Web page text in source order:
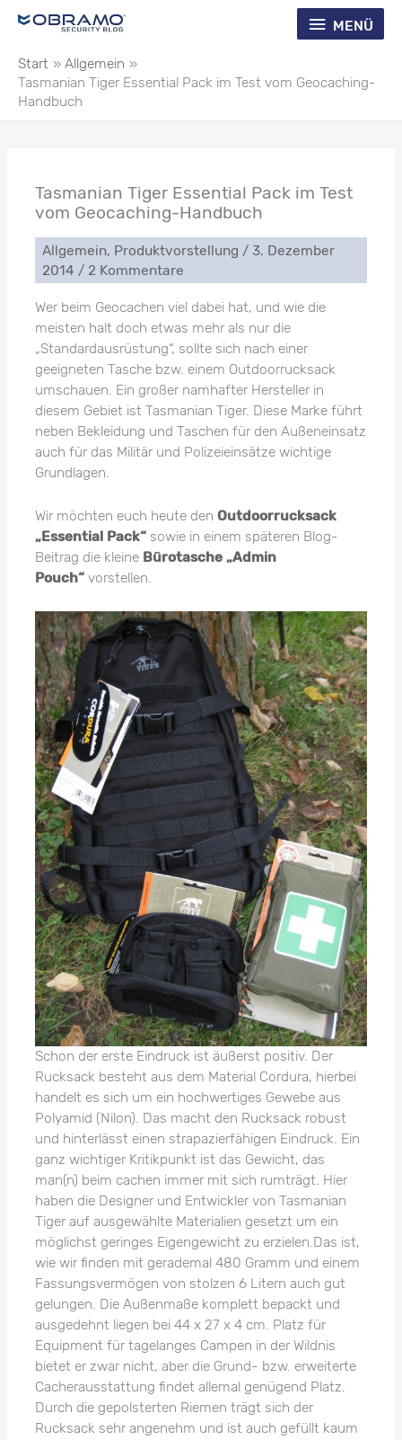
Inhalt
Menü
MENÜ
Start
Allgemein
Tasmanian Tiger Essential Pack im Test vom Geocaching-
Handbuch
Tasmanian Tiger Essential Pack im Test
vom Geocaching-Handbuch
Allgemein, Produktvorstellung /3. Dezember
2014 / 2 Kommentare
Wer beim Geocachen viel dabei hat, und wie die
meisten halt doch etwas mehr als nur die
„Standardausrüstung“, sollte sich nach einer
geeigneten Tasche bzw. einem Outdoorrucksack
umschauen. Ein großer namhafter Hersteller in
diesem Gebiet ist Tasmanian Tiger. Diese Marke führt
neben Bekleidung und Taschen für den Außeneinsatz
auch für das Militär und Polizeieinsätze wichtige
Grundlagen.
Wir möchten euch heute denOutdoorrucksack
„Essential Pack“ sowie in einem späteren Blog-
Beitrag die kleine Bürotasche „Admin
Pouch“ vorstellen.
Schon der erste Eindruck ist äußerst positiv. Der
Rucksack besteht aus dem Material Cordura, hierbei
handelt es sich um ein hochwertiges Gewebe aus
Polyamid (Nilon). Das macht den Rucksack robust
und hinterlässt einen strapazierfähigen Eindruck. Ein
ganz wichtiger Kritikpunkt ist das Gewicht, das
man(n) beim cachen immer mit sich rumträgt. Hier
haben die Designer und Entwickler von Tasmanian
Tiger auf ausgewählte Materialien gesetzt um ein
möglichst geringes Eigengewicht zu erzielen.Das ist,
wie wir finden mit gerademal 480 Gramm und einem
Fassungsvermögen von stolzen 6 Litern auch gut
gelungen. Die Außenmaße komplett bepackt und
ausgedehnt liegen bei 44 x 27 x 4 cm. Platz für
Equipment für tagelanges Campen in der Wildnis
bietet er zwar nicht, aber die Grund- bzw. erweiterte
Cacherausstattung findet allemal genügend Platz.
Durch die gepolsterten Riemen trägt sich der
Rucksack sehr angenehm und ist auch gefüllt kaum